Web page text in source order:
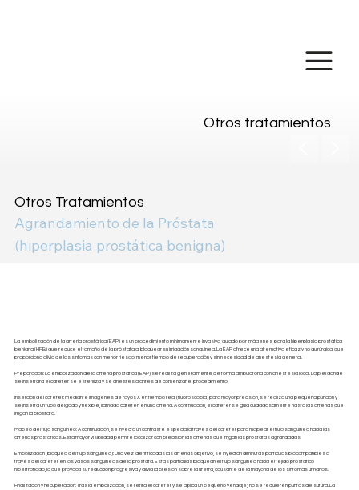
Otros Tratamientos
Agrandamiento de la Próstata
(hiperplasia prostática benigna)
Otros tratamientos
La embolización de la arteria prostática (EAP) es un procedimiento mínimamente invasivo, guiado por imágenes, para la hiperplasia prostática
benigna (HPB) que reduce el tamaño de la próstata al bloquear su irrigación sanguínea. La EAP ofrece una alternativa eficaz y no quirúrgica, que
proporciona alivio de los síntomas con menor riesgo, menor tiempo de recuperación y sin necesidad de anestesia general.
Preparación: La embolización de la arteria prostática (EAP) se realiza generalmente de forma ambulatoria con anestesia local. La piel donde
se insertará el catéter se esteriliza y se anestesia antes de comenzar el procedimiento.
Inserción del catéter: Mediante imágenes de rayos X en tiempo real (fluoroscopia) para mayor precisión, se realiza una pequeña punción y
se inserta un tubo delgado y flexible, llamado catéter, en una arteria. A continuación, el catéter se guía cuidadosamente hasta las arterias que
irrigan la próstata.
Mapeo del flujo sanguíneo: A continuación, se inyecta un contraste especial a través del catéter para mapear el flujo sanguíneo hacia las
arterias prostáticas. Esta mayor visibilidad permite localizar con precisión las arterias que irrigan las próstatas agrandadas.
Embolización (bloqueo del flujo sanguíneo): Una vez identificadas las arterias objetivo, se inyectan diminutas partículas biocompatibles a
través del catéter en los vasos sanguíneos de la próstata. Estas partículas bloquean el flujo sanguíneo hacia el tejido prostático
hipertrofiado, lo que provoca su reducción progresiva y alivia la presión sobre la uretra, causante de la mayoría de los síntomas urinarios.
Finalización y recuperación: Tras la embolización, se retira el catéter y se aplica un pequeño vendaje; no se requieren puntos de sutura. La